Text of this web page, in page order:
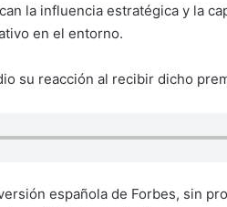
la influencia estratégica y la
en el entorno.
su reacción al recibir dicho
española de Forbes, sin